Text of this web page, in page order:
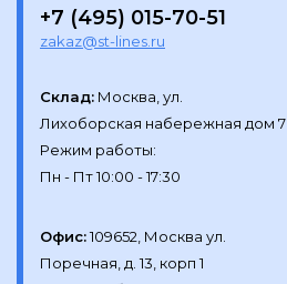
+7 (495) 015-70-51
zakaz@st-lines.ru
Склад: Москва, ул.
Лихоборская набережная дом 7
Режим работы:
Офис:109652, Москва ул.
Поречная, д. 13, корп 1